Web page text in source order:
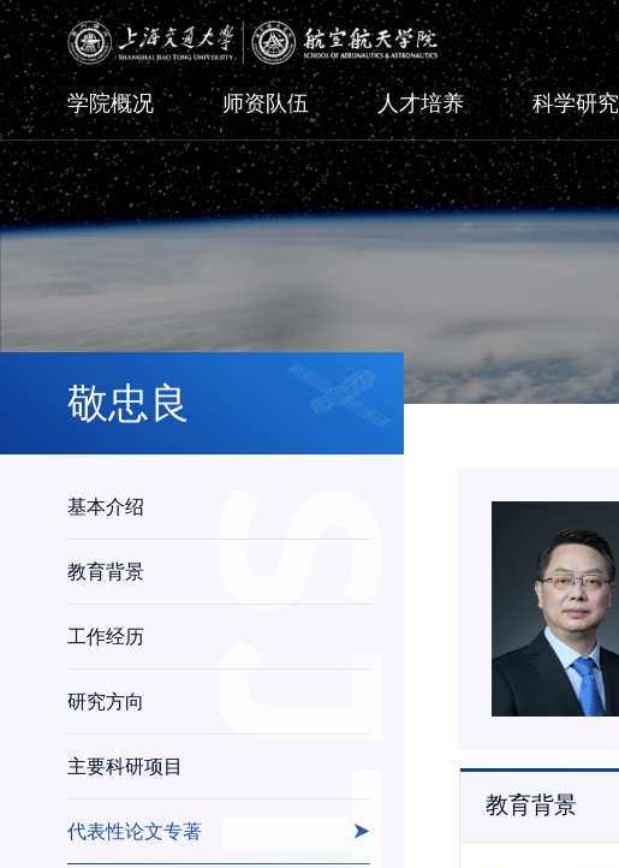
学院概况 师资队伍 人才培养 科学研究
敬忠良
基本介绍
教育背景
工作经历
研究方向
主要科研项目
代表性论文专著
教育背景